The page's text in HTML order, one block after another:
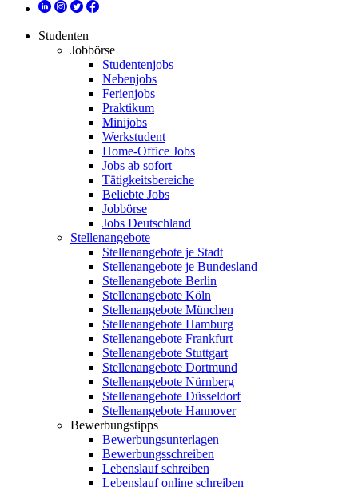
Studenten
Jobbörse
Studentenjobs
Nebenjobs
Ferienjobs
Praktikum
Minijobs
Werkstudent
Home-Office Jobs
Jobs ab sofort
Tätigkeitsbereiche
Beliebte Jobs
Jobbörse
Jobs Deutschland
Stellenangebote
Stellenangebote je Stadt
Stellenangebote je Bundesland
Stellenangebote Berlin
Stellenangebote Köln
Stellenangebote München
Stellenangebote Hamburg
Stellenangebote Frankfurt
Stellenangebote Stuttgart
Stellenangebote Dortmund
Stellenangebote Nürnberg
Stellenangebote Düsseldorf
Stellenangebote Hannover
Bewerbungstipps
Bewerbungsunterlagen
Bewerbungsschreiben
Lebenslauf schreiben
Lebenslauf online schreiben